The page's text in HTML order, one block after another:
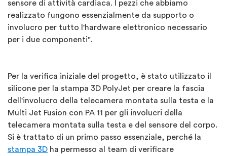
sensore di attività cardiaca. I pezzi che abbiamo
realizzato fungono essenzialmente da supporto o
involucro per tutto l'hardware elettronico necessario
per i due componenti".
Per la verifica iniziale del progetto, è stato utilizzato il
silicone per la stampa 3D PolyJet per creare la fascia
dell'involucro della telecamera montata sulla testa e la
Multi Jet Fusion con PA 11 per gli involucri della
telecamera montata sulla testa e del sensore del corpo.
Si è trattato di un primo passo essenziale, perché la
stampa 3D ha permesso al team di verificare